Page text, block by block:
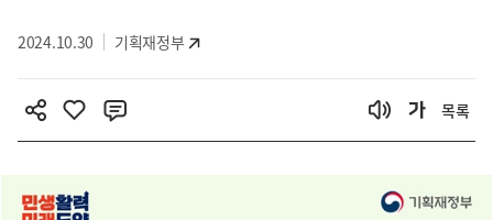
2024.10.30 기획재정부
목록